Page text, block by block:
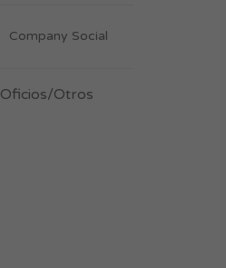
Company Social
Oficios/Otros